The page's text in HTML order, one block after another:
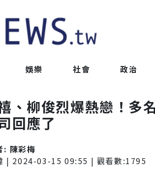
娛樂 社會 政治
、柳俊烈爆熱戀！多
回應了
: 陳彩梅
| 2024-03-15 09:55 | 觀看數:1795